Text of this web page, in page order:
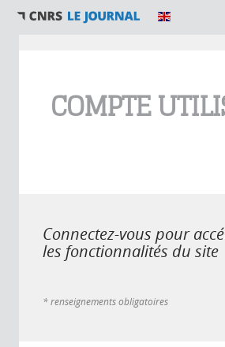
COMPTE
Connectez-vous pour
les fonctionnalités du site
* renseignements obligatoires